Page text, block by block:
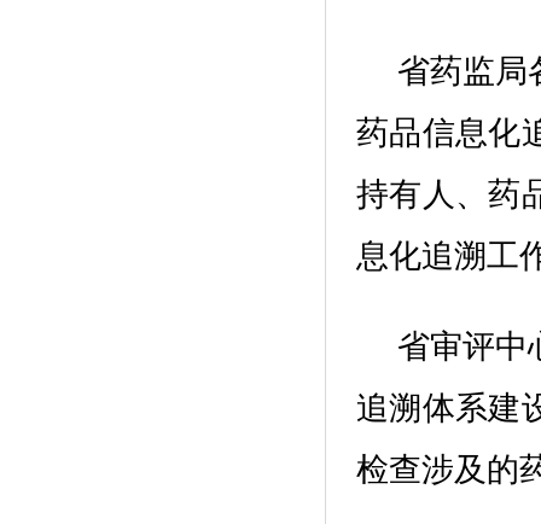
省药监局
药品信息化
持有人、药
息化追溯工
省审评中
追溯体系建
检查涉及的